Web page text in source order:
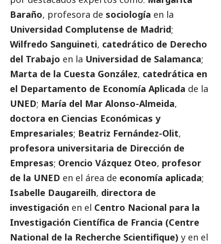
Baraño, profesora de sociología en la
Universidad Complutense de Madrid;
Wilfredo Sanguineti, catedrático de Derecho
del Trabajo en la Universidad de Salamanca;
Marta de la Cuesta González, catedrática en
el Departamento de Economía Aplicada de la
UNED; María del Mar Alonso-Almeida,
doctora en Ciencias Económicas y
Empresariales; Beatriz Fernández-Olit,
profesora universitaria de Dirección de
Empresas; Orencio Vázquez Oteo, profesor
de la UNED en el área de economía aplicada;
Isabelle Daugareilh, directora de
investigación en el Centro Nacional para la
Investigación Científica de Francia (Centre
National de la Recherche Scientifique) y en el